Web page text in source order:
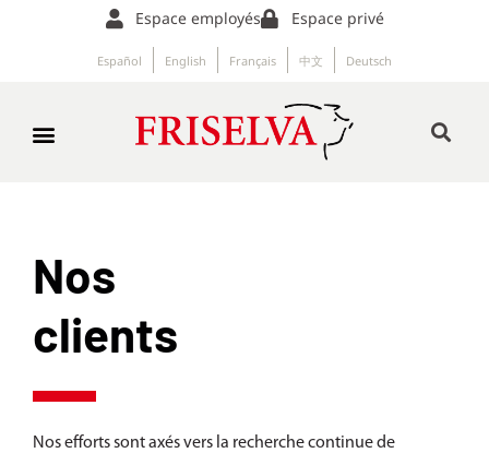
Espace employés Espace privé
Español English Français 中文 Deutsch
Nos
clients
Nos efforts sont axés vers la recherche continue de